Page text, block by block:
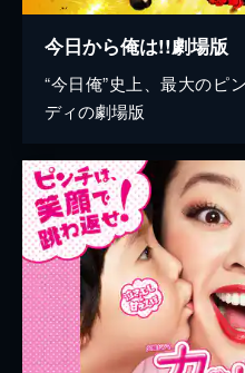
今日から俺は!!劇場版
“今日俺”史上、最大のピ
ディの劇場版